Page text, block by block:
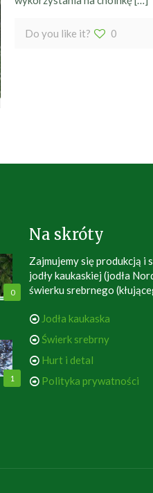
Do you like it? 0
0
1
Na skróty
Zajmujemy się produkcją i
jodły kaukaskiej (jodła
świerku srebrnego
Jodła kaukaska
Świerk srebrny
Hurt i detal
Polityka prywatności